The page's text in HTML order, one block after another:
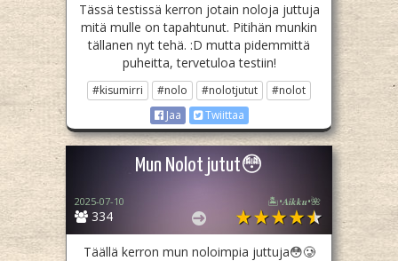
Tässä testissä kerron jotain noloja juttuja
mitä mulle on tapahtunut. Pitihän munkin
tällanen nyt tehä. :D mutta pidemmittä
puheitta, tervetuloa testiin!
#kisumirri #nolo #nolotjutut
#nolot
Jaa
Twiittaa
Mun Nolot jutut😳
334
2025-07-10 🏝️•𝑨𝒊𝒌𝒌𝒖•🌺
Täällä kerron mun noloimpia juttuja😳🥲